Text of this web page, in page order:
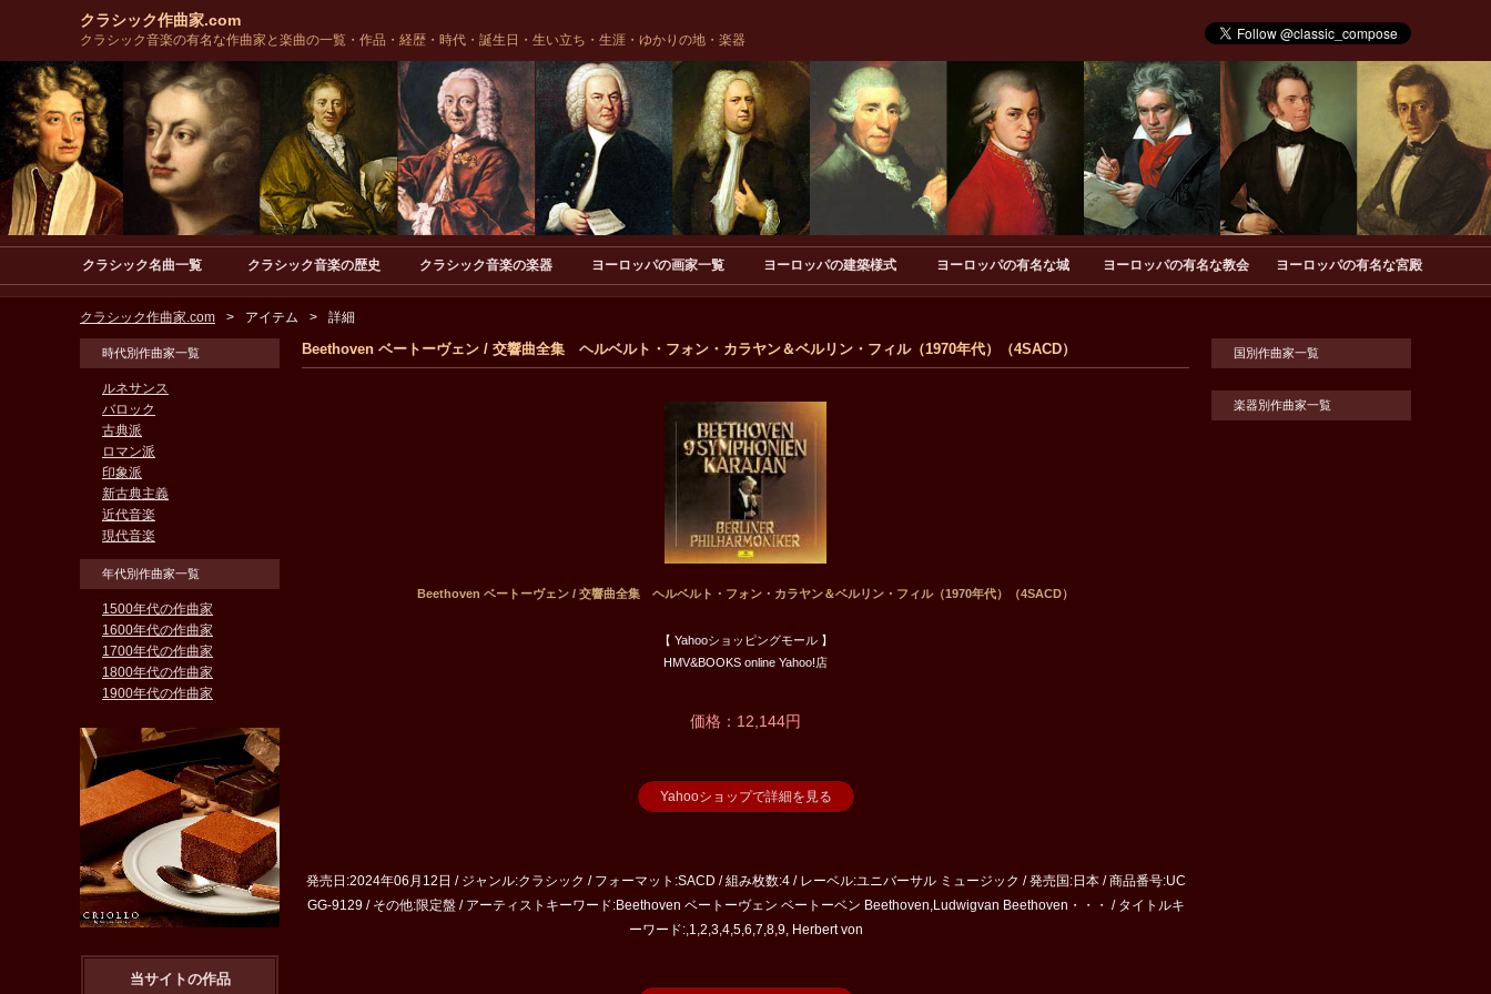
クラシック作曲家.com
クラシック音楽の有名な作曲家と楽曲の一覧・作品・経歴・時代・誕生日・生い立ち・生涯・ゆかりの地・楽器
クラシック名曲一覧 クラシック音楽の歴史 クラシック音楽の楽器 ヨーロッパの画家一覧 ヨーロッパの建築様式 ヨーロッパの有名な城 ヨーロッパの有名な教会 ヨーロッパの有名な宮殿
クラシック作曲家.com アイテム 詳細
Beethoven ベートーヴェン / 交響曲全集 ヘルベルト・フォン・カラヤン＆ベルリン・フィル（1970年代）（4SACD）
Beethoven ベートーヴェン / 交響曲全集 ヘルベルト・フォン・カラヤン＆ベルリン・フィル（1970年代）（4SACD）
【 Yahooショッピングモール 】
HMV&BOOKS online Yahoo!店
価格：12,144円
Yahooショップで詳細を見る
発売日:2024年06月12日 / ジャンル:クラシック / フォーマット:SACD / 組み枚数:4 / レーベル:ユニバーサル ミュージック / 発売国:日本 / 商品番号:UC
GG-9129 / その他:限定盤 / アーティストキーワード:Beethoven ベートーヴェン ベートーベン Beethoven,Ludwigvan Beethoven・・・ / タイトルキ
ーワード:,1,2,3,4,5,6,7,8,9, Herbert von
時代別作曲家一覧
ルネサンス
バロック
古典派
ロマン派
印象派
新古典主義
近代音楽
現代音楽
年代別作曲家一覧
1500年代の作曲家
1600年代の作曲家
1700年代の作曲家
1800年代の作曲家
1900年代の作曲家
当サイトの作品
国別作曲家一覧
楽器別作曲家一覧